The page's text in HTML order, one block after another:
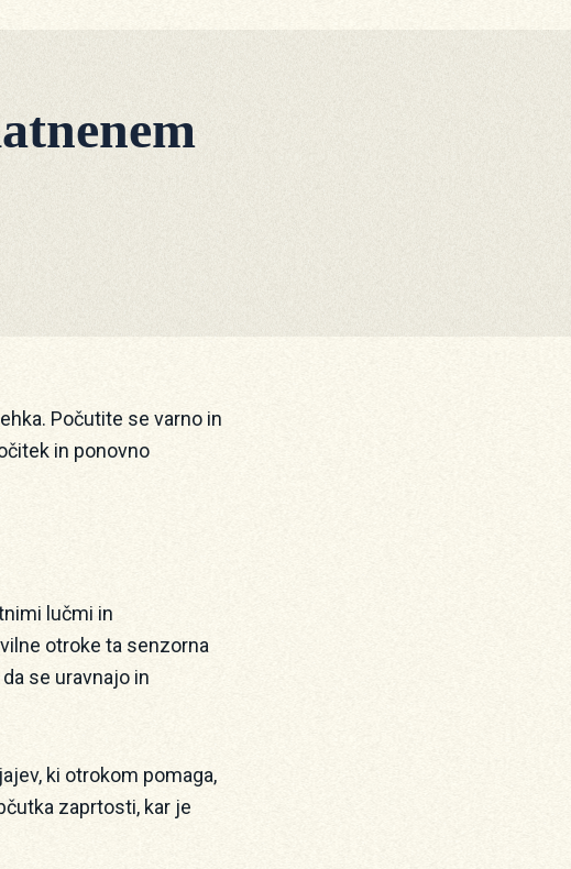
Počutite se varno in
in ponovno
lučmi in
otroke ta senzorna
se uravnajo in
ki otrokom pomaga,
zaprtosti, kar je